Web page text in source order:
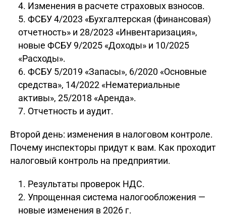
Изменения в расчете страховых взносов.
ФСБУ 4/2023 «Бухгалтерская (финансовая)
отчетность» и 28/2023 «Инвентаризация»,
новые ФСБУ 9/2025 «Доходы» и 10/2025
«Расходы».
ФСБУ 5/2019 «Запасы», 6/2020 «Основные
средства», 14/2022 «Нематериальные
активы», 25/2018 «Аренда».
Отчетность и аудит.
Второй день: изменения в налоговом контроле.
Почему инспекторы придут к вам. Как проходит
налоговый контроль на предприятии.
Результаты проверок НДС.
Упрощенная система налогообложения —
новые изменения в 2026 г.